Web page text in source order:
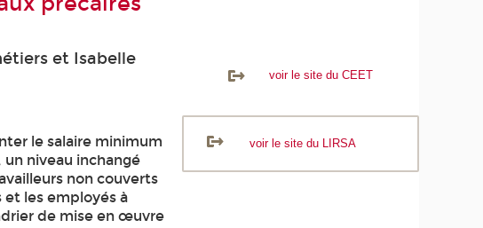
et Isabelle
le salaire minimum
un niveau inchangé
non couverts
les employés à
de mise en œuvre
voir le site du CEET
voir le site du LIRSA